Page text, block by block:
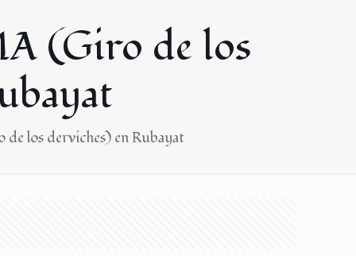
(Giro de los
los derviches) en Rubayat